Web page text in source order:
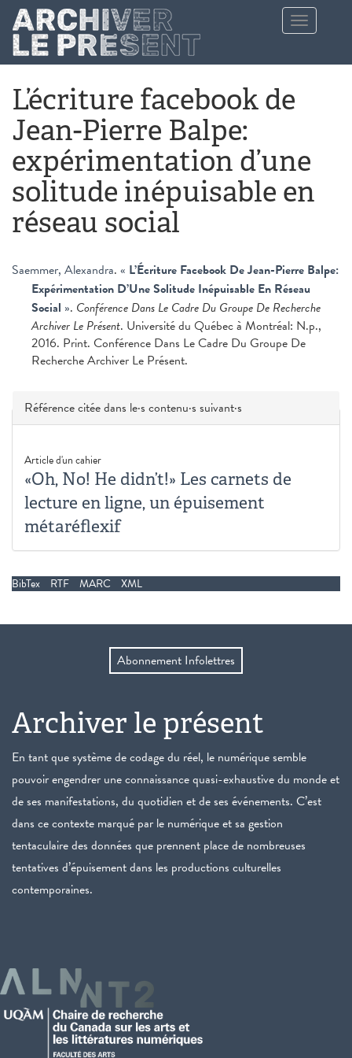
Aller au contenu principal
Toggle
navigation
L’écriture facebook de
Jean-Pierre Balpe:
expérimentation d’une
solitude inépuisable en
réseau social
Saemmer, Alexandra. « L’Écriture Facebook De Jean-Pierre Balpe:
Expérimentation D’Une Solitude Inépuisable En Réseau
Social ». Conférence Dans Le Cadre Du Groupe De Recherche
Archiver Le Présent. Université du Québec à Montréal: N.p.,
2016. Print. Conférence Dans Le Cadre Du Groupe De
Recherche Archiver Le Présent.
Masquer
Référence citée dans le·s contenu·s suivant·s
Article d'un cahier
«Oh, No! He didn’t!» Les carnets de
lecture en ligne, un épuisement
métaréflexif
BibTex RTF MARC XML
Abonnement Infolettres
Archiver le présent
En tant que système de codage du réel, le numérique semble
pouvoir engendrer une connaissance quasi-exhaustive du monde et
de ses manifestations, du quotidien et de ses événements. C’est
dans ce contexte marqué par le numérique et sa gestion
tentaculaire des données que prennent place de nombreuses
tentatives d’épuisement dans les productions culturelles
contemporaines.